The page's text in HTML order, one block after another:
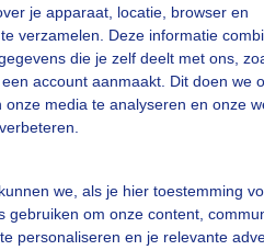
je apparaat, locatie, browser en
verzamelen. Deze informatie
die je zelf deelt met ons,
account aanmaakt. Dit doen we
onze media te analyseren en onze
we, als je hier toestemming
gebruiken om onze content,
personaliseren en je relevante